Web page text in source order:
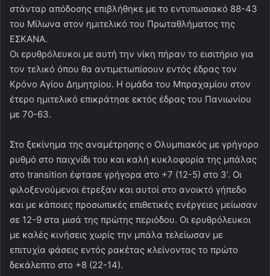
στάνταρ απόδοσης επιβλήθηκε με το εντυπωσιακό 88-43
του Μίλωνα στον ημιτελικό του Πρωταθλήματος της
ΕΣΚΑΝΑ.
Οι ερυθρόλευκοι με αυτή την νίκη πήραν το εισιτήριο για
τον τελικό όπου θα αντιμετωπίσουν εντός έδρας τον
Κρόνο Αγίου Δημητρίου. Η ομάδα του Μπραχαμίου στον
έτερο ημιτελικό επικράτησε εκτός έδρας του Πανιωνίου
με 70-63.
Στο ξεκίνημα της αναμέτρησης ο Ολυμπιακός με γρήγορο
ρυθμό στο παιχνίδι του και καλή κυκλοφορία της μπάλας
στο transition έφτασε γρήγορα στο +7 (12-5) στο 3’. Οι
φιλοξενούμενοι έτρεξαν και αυτοί στο ανοικτό γήπεδο
και με κάποιες προσωπικές επιθετικές ενέργειες μείωσαν
σε 12-9 στα μισά της πρώτης περιόδου. Οι ερυθρόλευκοι
με καλές κινήσεις χωρίς την μπάλα τελείωσαν με
επιτυχία φάσεις εντός ρακέτας κλείνοντας το πρώτο
δεκάλεπτο στο +8 (22-14).